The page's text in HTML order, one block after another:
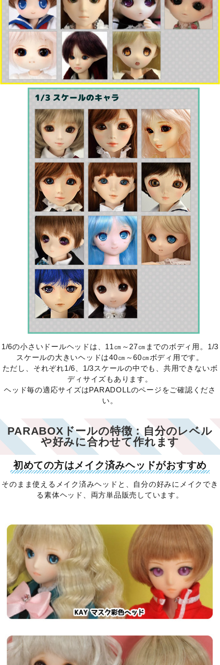
1/6の小さいドールヘッドは、11㎝～27㎝までのボディ用。1/3
スケールの大きいヘッドは40㎝～60㎝ボディ用です。
ただし、それぞれ1/6、1/3スケールの中でも、共用できないボ
ディサイズもあります。
ヘッド毎の適応サイズはPARADOLLのページをご確認くださ
い。
PARABOXドールの特徴：自分のレベル
や好みに合わせて作れます
初めての方はメイク済みヘッドがおすすめ
そのまま使えるメイク済みヘッドと、自分の好みにメイクでき
る素体ヘッド、両方単品販売しています。